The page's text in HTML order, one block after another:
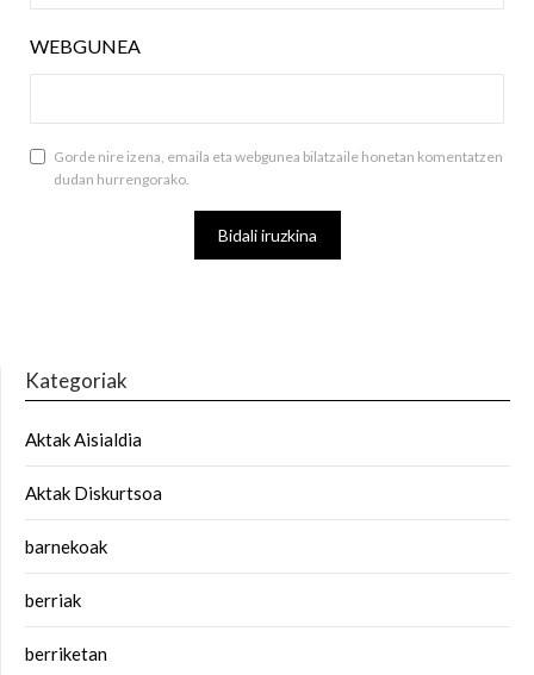
WEBGUNEA
Gorde nire izena, emaila eta webgunea bilatzaile honetan komentatzen
dudan hurrengorako.
Kategoriak
Aktak Aisialdia
Aktak Diskurtsoa
barnekoak
berriak
berriketan